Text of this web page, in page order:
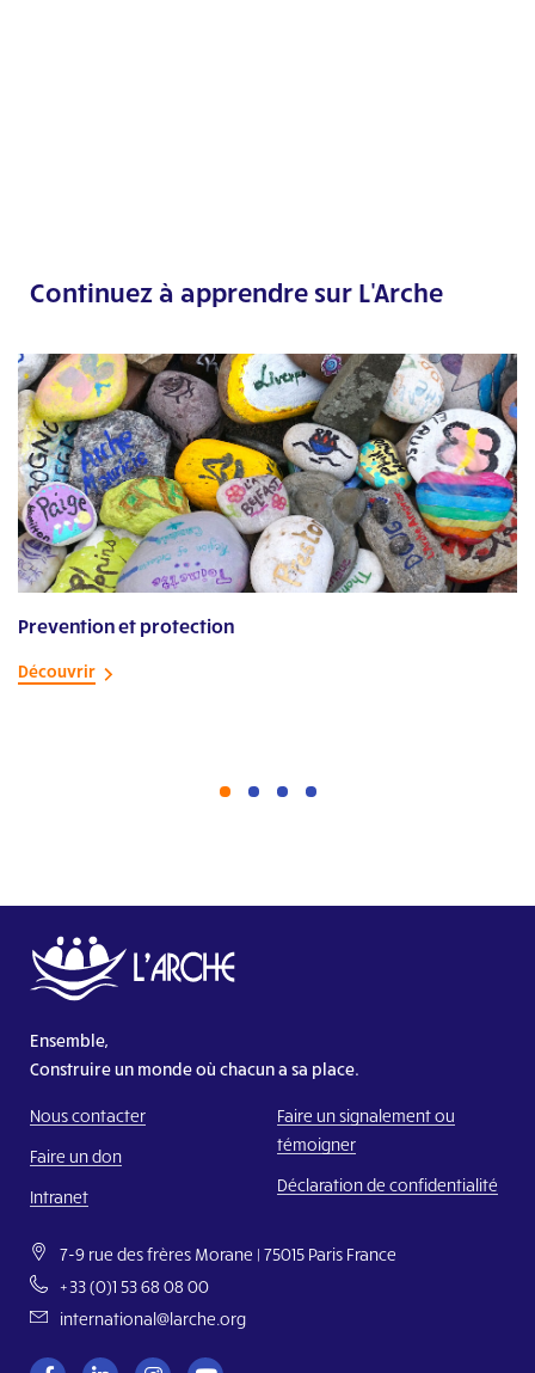
Continuez à apprendre sur L'Arche
Prevention et protection
Découvrir
Ensemble,
Construire un monde où chacun a sa place.
Nous contacter
Faire un don
Intranet
Faire un signalement ou
témoigner
Déclaration de confidentialité
7-9 rue des frères Morane | 75015 Paris France
+33 (0)1 53 68 08 00
international@larche.org